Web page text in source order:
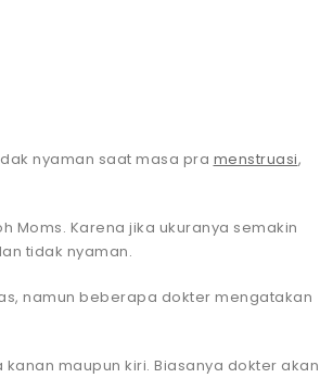
nyaman saat masa pra menstruasi,
Karena jika ukuranya semakin
tidak nyaman.
namun beberapa dokter mengatakan
maupun kiri. Biasanya dokter akan